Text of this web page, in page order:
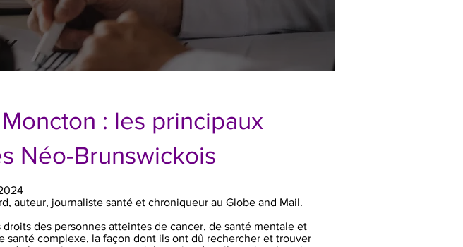
: les principaux
Néo-Brunswickois
auteur, journaliste santé et chroniqueur au Globe and Mail.
des personnes atteintes de cancer, de santé mentale et
santé complexe, la façon dont ils ont dû rechercher et trouver